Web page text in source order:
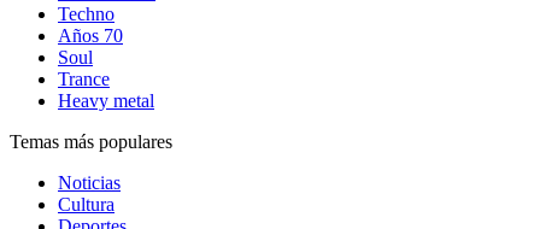
Techno
Años 70
Soul
Trance
Heavy metal
Temas más populares
Noticias
Cultura